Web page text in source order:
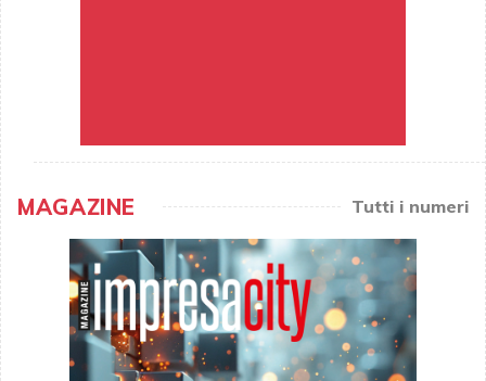
MAGAZINE Tutti i numeri